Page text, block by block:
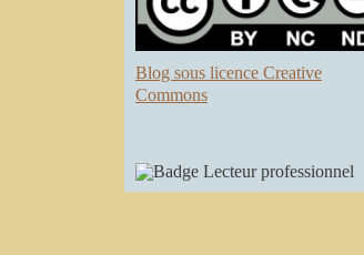
Blog sous licence Creative
Commons